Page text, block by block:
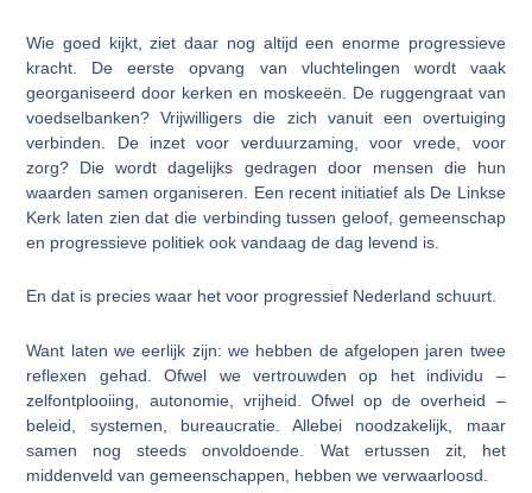
Wie goed kijkt, ziet daar nog altijd een enorme progressieve
kracht. De eerste opvang van vluchtelingen wordt vaak
georganiseerd door kerken en moskeeën. De ruggengraat van
voedselbanken? Vrijwilligers die zich vanuit een overtuiging
verbinden. De inzet voor verduurzaming, voor vrede, voor
zorg? Die wordt dagelijks gedragen door mensen die hun
waarden samen organiseren. Een recent initiatief als De Linkse
Kerk laten zien dat die verbinding tussen geloof, gemeenschap
en progressieve politiek ook vandaag de dag levend is.
En dat is precies waar het voor progressief Nederland schuurt.
Want laten we eerlijk zijn: we hebben de afgelopen jaren twee
reflexen gehad. Ofwel we vertrouwden op het individu –
zelfontplooiing, autonomie, vrijheid. Ofwel op de overheid –
beleid, systemen, bureaucratie. Allebei noodzakelijk, maar
samen nog steeds onvoldoende. Wat ertussen zit, het
middenveld van gemeenschappen, hebben we verwaarloosd.